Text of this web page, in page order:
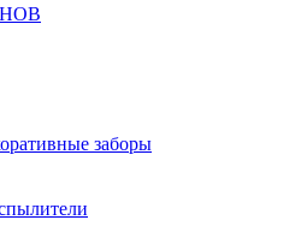
заборы